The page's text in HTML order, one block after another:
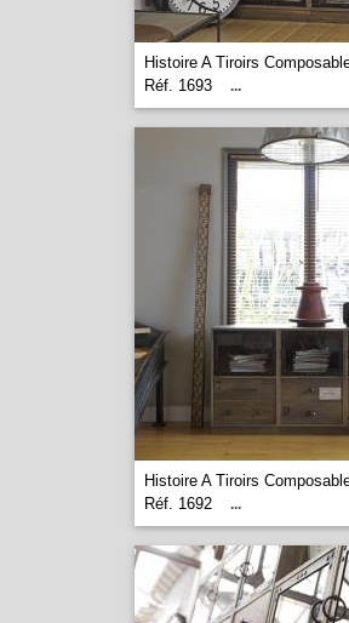
Histoire A Tiroirs
Réf. 1693
...
Histoire A Tiroirs
Réf. 1692
...